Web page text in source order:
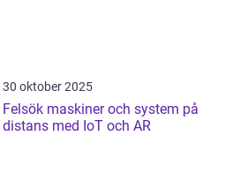
30 oktober 2025
Felsök maskiner och system på
distans med IoT och AR